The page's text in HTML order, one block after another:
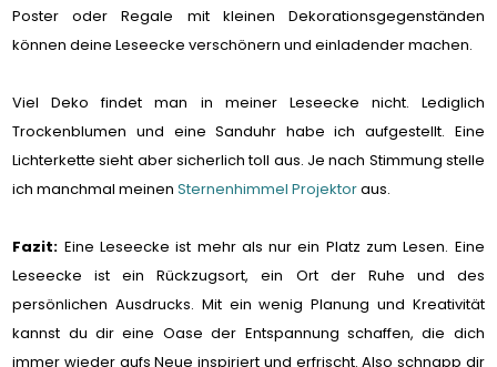
Poster oder Regale mit kleinen Dekorationsgegenständen
können deine Leseecke verschönern und einladender machen.
Viel Deko findet man in meiner Leseecke nicht. Lediglich
Trockenblumen und eine Sanduhr habe ich aufgestellt. Eine
Lichterkette sieht aber sicherlich toll aus. Je nach Stimmung stelle
ich manchmal meinenSternenhimmel Projektoraus.
Fazit: Eine Leseecke ist mehr als nur ein Platz zum Lesen. Eine
Leseecke ist ein Rückzugsort, ein Ort der Ruhe und des
persönlichen Ausdrucks. Mit ein wenig Planung und Kreativität
kannst du dir eine Oase der Entspannung schaffen, die dich
immer wieder aufs Neue inspiriert und erfrischt. Also schnapp dir